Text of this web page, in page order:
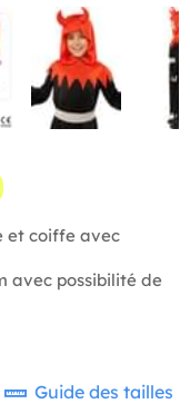
et coiffe avec
avec possibilité de
Guide des tailles